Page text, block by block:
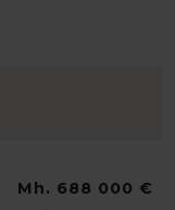
Mh. 688 000 €